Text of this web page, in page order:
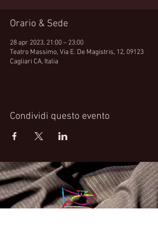
Orario & Sede
28 apr 2023, 21:00 – 23:00
Teatro Massimo, Via E. De Magistris, 12, 09123
Cagliari CA, Italia
Condividi questo evento